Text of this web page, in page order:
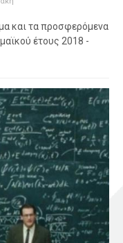
και τα προσφερόμενα
έτους 2018 -